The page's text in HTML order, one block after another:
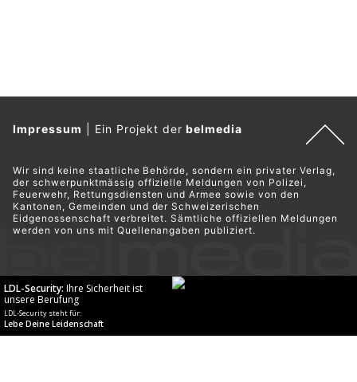
Impressum Ein Projekt derbelmedia
Wir sind keine staatliche Behörde, sondern ein privater Verlag,
der schwerpunktmässig offizielle Meldungen von Polizei,
Feuerwehr, Rettungsdiensten und Armee sowie von den
Kantonen, Gemeinden und der Schweizerischen
Eidgenossenschaft verbreitet. Sämtliche offiziellen Meldungen
werden von uns mit Quellenangaben publiziert.